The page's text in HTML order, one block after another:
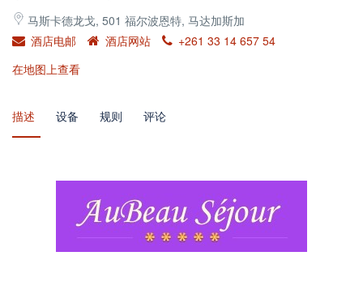
马斯卡德龙戈, 501 福尔波恩特, 马达加斯加
酒店电邮
酒店网站
+261 33 14 657 54
在地图上查看
描述 设备 规则 评论